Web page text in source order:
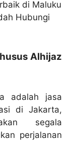
Alhijaz
adalah jasa
di Jakarta,
segala
perjalanan